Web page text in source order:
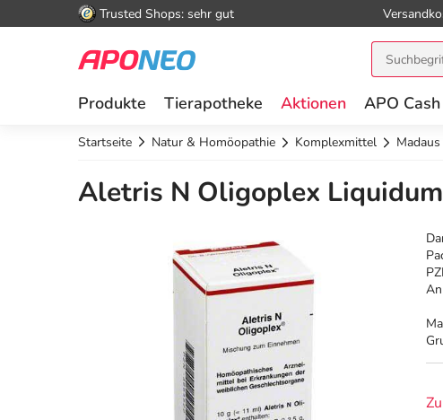
Trusted Shops: sehr gut
Produkte Tierapotheke Aktionen APO Cash
Startseite Natur & Homöopathie Komplexmittel Madaus
Aletris N Oligoplex